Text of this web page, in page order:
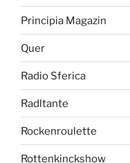
Principia Magazin
Quer
Radio Sferica
Radltante
Rockenroulette
Rottenkinckshow